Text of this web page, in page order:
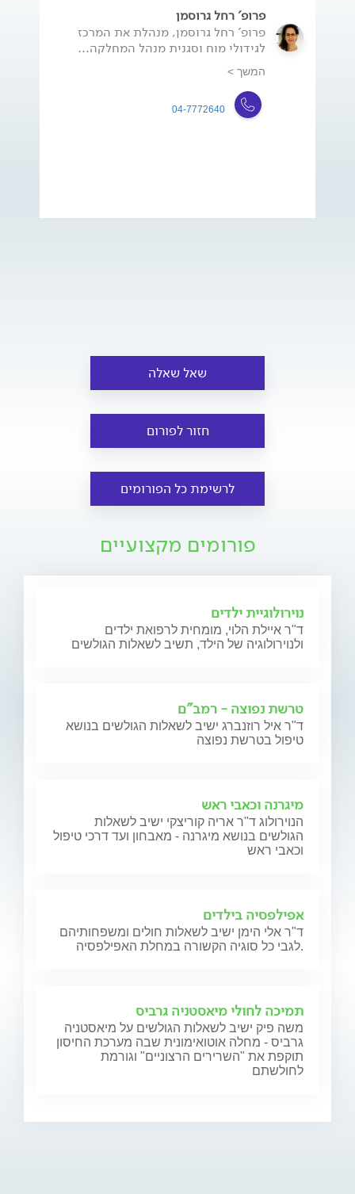
פרופ' רחל גרוסמן
פרופ' רחל גרוסמן, מנהלת את המרכז
לגידולי מוח וסגנית מנהל המחלקה...
המשך >
04-7772640
שאל שאלה
חזור לפורום
לרשימת כל הפורומים
פורומים מקצועיים
נוירולוגיית ילדים
ד"ר איילת הלוי, מומחית לרפואת ילדים
ולנוירולוגיה של הילד, תשיב לשאלות הגולשים
טרשת נפוצה - רמב"ם
ד"ר איל רוזנברג ישיב לשאלות הגולשים בנושא
טיפול בטרשת נפוצה
מיגרנה וכאבי ראש
הנוירולוג ד"ר אריה קוריצקי ישיב לשאלות
הגולשים בנושא מיגרנה - מאבחון ועד דרכי טיפול
וכאבי ראש
אפילפסיה בילדים
ד"ר אלי הימן ישיב לשאלות חולים ומשפחותיהם
לגבי כל סוגיה הקשורה במחלת האפילפסיה.
תמיכה לחולי מיאסטניה גרביס
משה פיק ישיב לשאלות הגולשים על מיאסטניה
גרביס - מחלה אוטואימונית שבה מערכת החיסון
תוקפת את "השרירים הרצוניים" וגורמת
לחולשתם